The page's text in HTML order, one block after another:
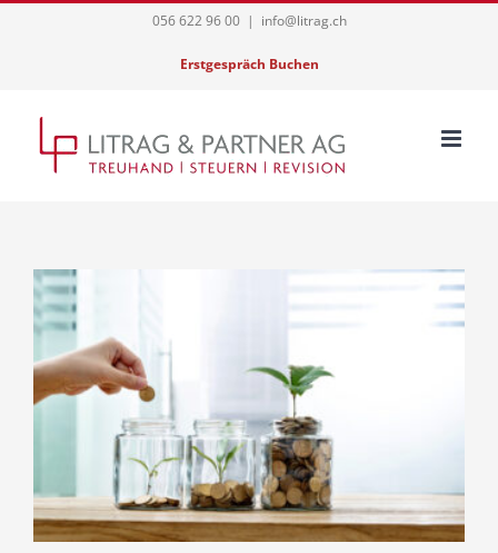
056 622 96 00 | info@litrag.ch
Erstgespräch Buchen